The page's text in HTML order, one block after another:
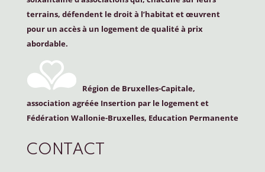
terrains, défendent le droit à l’habitat et œuvrent
pour un accès à un logement de qualité à prix
abordable.
Région de Bruxelles-Capitale,
association agréée Insertion par le logement et
Fédération Wallonie-Bruxelles, Education Permanente
CONTACT